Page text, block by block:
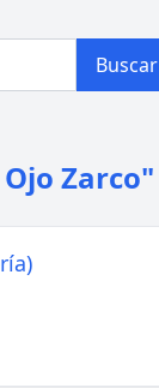
Buscar
Zarco"